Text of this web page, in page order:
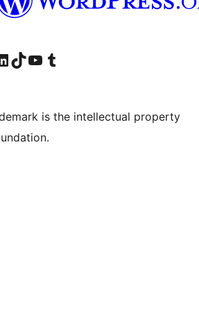
besuchenbesuchen
von WordPress.org besuchen
Konto von WordPress.org besuchen
Das TikTok-Konto von WordPress.org besuchen
Den YouTube-Kanal von WordPress.org besuchen
Das Tumblr-Konto von WordPress.org besuchen
is the intellectual property